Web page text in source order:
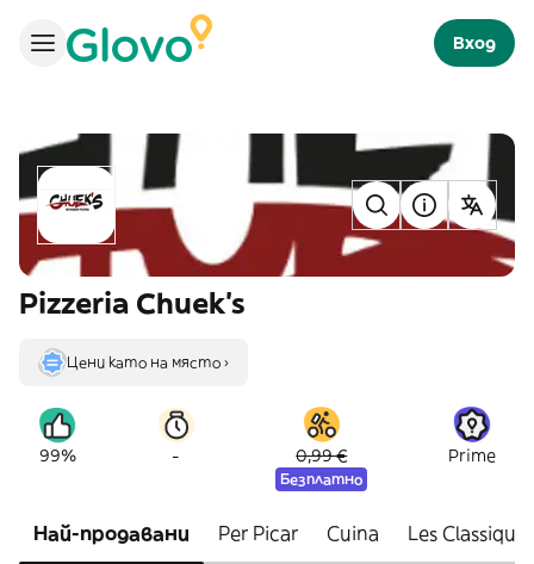
Вход
Pizzeria Chuek's
Цени като на място ›
99% - 0,99 €
Безплатно
Prime
Най-продавани Per Picar Cuina Les Classiques